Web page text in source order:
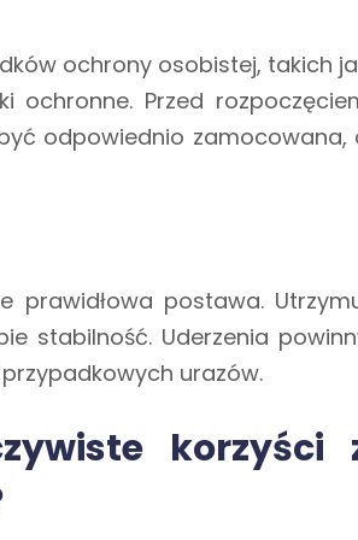
ochrony osobistej, takich
ochronne. Przed
odpowiednio zamocowana,
prawidłowa postawa.
stabilność. Uderzenia
urazów.
korzyści